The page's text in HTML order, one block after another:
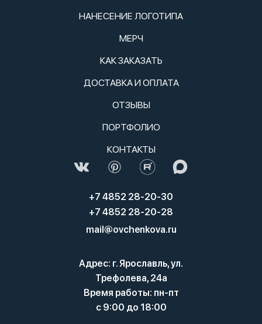
НАНЕСЕНИЕ ЛОГОТИПА
МЕРЧ
КАК ЗАКАЗАТЬ
ДОСТАВКА И ОПЛАТА
ОТЗЫВЫ
ПОРТФОЛИО
КОНТАКТЫ
+7 4852 28-20-30
+7 4852 28-20-28
mail@ovchenkova.ru
Адрес: г. Ярославль, ул.
Трефолева, 24а
Время работы: пн-пт
с 9:00 до 18:00